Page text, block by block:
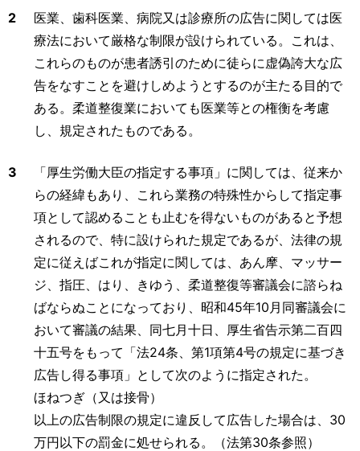
2
医業、歯科医業、病院又は診療所の広告に関しては医
療法において厳格な制限が設けられている。これは、
これらのものが患者誘引のために徒らに虚偽誇大な広
告をなすことを避けしめようとするのが主たる目的で
ある。柔道整復業においても医業等との権衡を考慮
し、規定されたものである。
3
「厚生労働大臣の指定する事項」に関しては、従来か
らの経緯もあり、これら業務の特殊性からして指定事
項として認めることも止むを得ないものがあると予想
されるので、特に設けられた規定であるが、法律の規
定に従えばこれが指定に関しては、あん摩、マッサー
ジ、指圧、はり、きゆう、柔道整復等審議会に諮らね
ばならぬことになっており、昭和45年10月同審議会に
おいて審議の結果、同七月十日、厚生省告示第二百四
十五号をもって「法24条、第1項第4号の規定に基づき
広告し得る事項」として次のように指定された。
ほねつぎ（又は接骨）
以上の広告制限の規定に違反して広告した場合は、30
万円以下の罰金に処せられる。（法第30条参照）